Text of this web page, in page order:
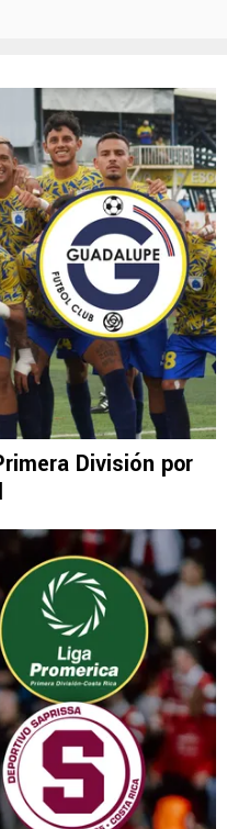
División por